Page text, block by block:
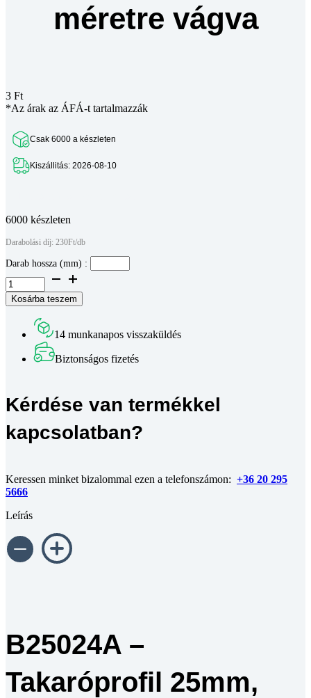
méretre vágva
3 Ft
*Az árak az ÁFÁ-t tartalmazzák
Csak 6000 a készleten
Kiszállitás: 2026-08-10
6000 készleten
Darabolási díj: 230Ft/db
Darab hossza (mm) :
Anodizált
alumínium
takaróprofil,
szélességgel,
kg/m
méretre
vágva
mennyiség
Kosárba teszem
14 munkanapos visszaküldés
Biztonságos fizetés
Kérdése van termékkel
kapcsolatban?
Keressen minket bizalommal ezen a telefonszámon: +36 20 295
5666
Leírás
B25024A –
Takaróprofil 25mm,